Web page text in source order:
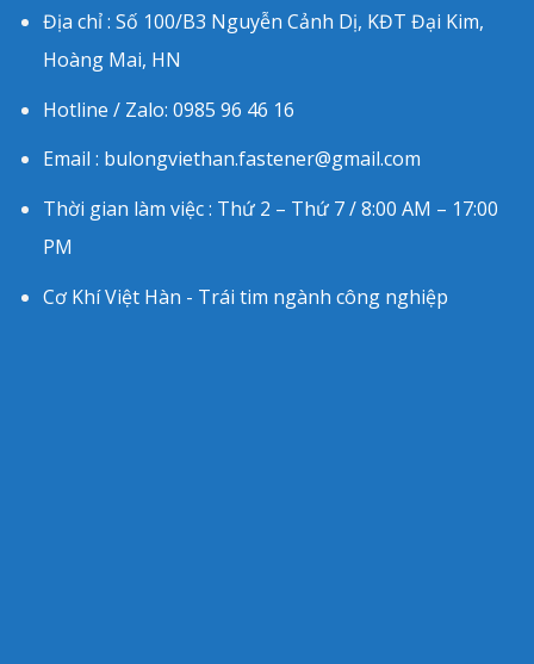
Địa chỉ : Số 100/B3 Nguyễn Cảnh Dị, KĐT Đại Kim,
Hoàng Mai, HN
Hotline / Zalo: 0985 96 46 16
Email : bulongviethan.fastener@gmail.com
Thời gian làm việc : Thứ 2 – Thứ 7 / 8:00 AM – 17:00
PM
Cơ Khí Việt Hàn - Trái tim ngành công nghiệp